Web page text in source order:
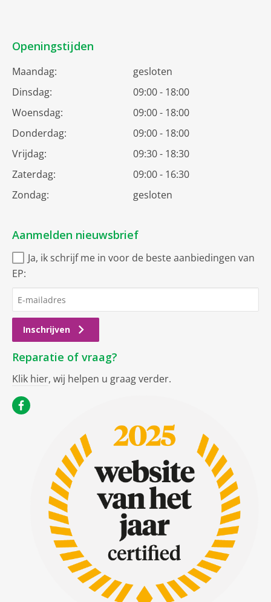
Openingstijden
Maandag:
gesloten
Dinsdag:
09:00 - 18:00
Woensdag:
09:00 - 18:00
Donderdag:
09:00 - 18:00
Vrijdag:
09:30 - 18:30
Zaterdag:
09:00 - 16:30
Zondag:
gesloten
Aanmelden nieuwsbrief
Ja, ik schrijf me in voor de beste aanbiedingen van
EP:
Inschrijven
Reparatie of vraag?
Klik hier, wij helpen u graag verder.